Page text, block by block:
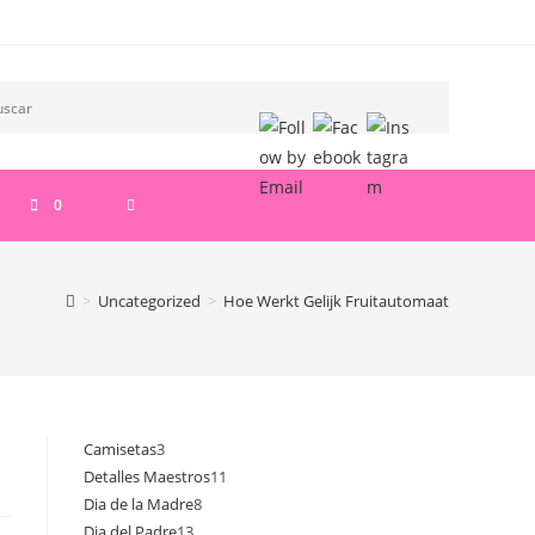
0 ALTERNAR
> Uncategorized > Hoe Werkt Gelijk Fruitautomaat
Camisetas33
productos
Detalles Maestros11
Dia de la Madre88